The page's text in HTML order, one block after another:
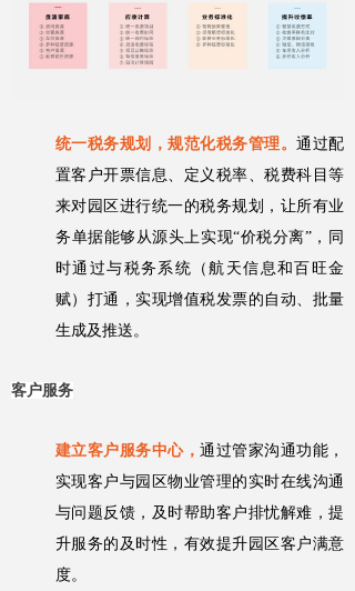
统一税务规划，规范化税务管理。通过配
置客户开票信息、定义税率、税费科目等
来对园区进行统一的税务规划，让所有业
务单据能够从源头上实现“价税分离”，同
时通过与税务系统（航天信息和百旺金
赋）打通，实现增值税发票的自动、批量
生成及推送。
客户服务
建立客户服务中心，通过管家沟通功能，
实现客户与园区物业管理的实时在线沟通
与问题反馈，及时帮助客户排忧解难，提
升服务的及时性，有效提升园区客户满意
度。